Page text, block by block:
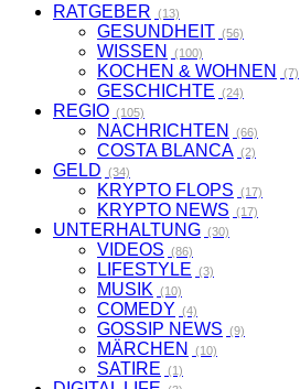
RATGEBER (13)
GESUNDHEIT (56)
WISSEN (100)
KOCHEN & WOHNEN (7)
GESCHICHTE (24)
REGIO (105)
NACHRICHTEN (66)
COSTA BLANCA (2)
GELD (34)
KRYPTO FLOPS (17)
KRYPTO NEWS (17)
UNTERHALTUNG (30)
VIDEOS (86)
LIFESTYLE (3)
MUSIK (10)
COMEDY (4)
GOSSIP NEWS (9)
MÄRCHEN (10)
SATIRE (1)